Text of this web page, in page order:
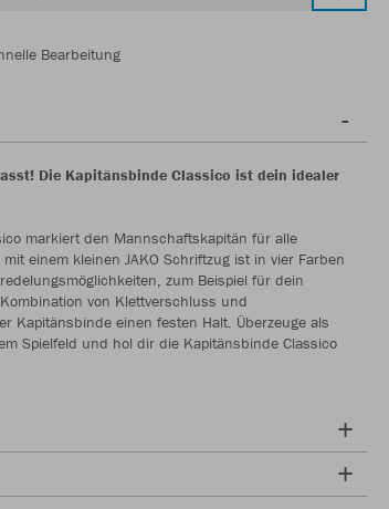
Bearbeitung
Die Kapitänsbinde Classico ist dein idealer
markiert den Mannschaftskapitän für alle
einem kleinen JAKO Schriftzug ist in vier Farben
zum Beispiel für dein
von Klettverschluss und
Kapitänsbinde einen festen Halt. Überzeuge als
Spielfeld und hol dir die Kapitänsbinde Classico